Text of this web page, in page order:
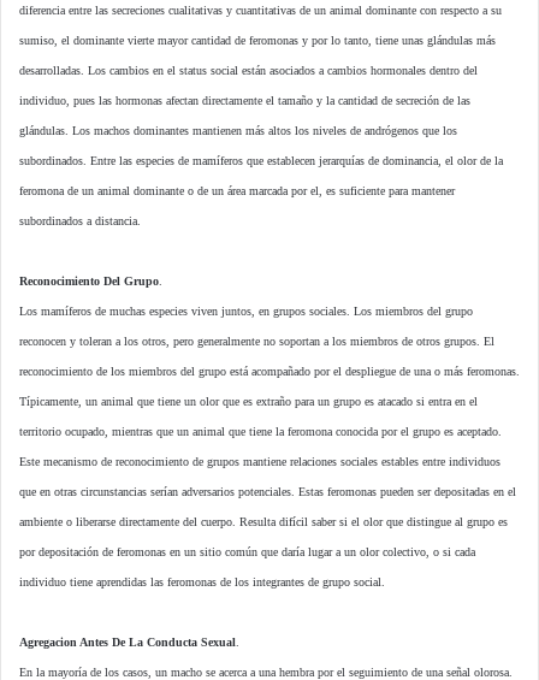
diferencia entre las secreciones cualitativas y cuantitativas de un animal dominante con respecto a su
sumiso, el dominante vierte mayor cantidad de feromonas y por lo tanto, tiene unas glándulas más
desarrolladas. Los cambios en el status social están asociados a cambios hormonales dentro del
individuo, pues las hormonas afectan directamente el tamaño y la cantidad de secreción de las
glándulas. Los machos dominantes mantienen más altos los niveles de andrógenos que los
subordinados. Entre las especies de mamíferos que establecen jerarquías de dominancia, el olor de la
feromona de un animal dominante o de un área marcada por el, es suficiente para mantener
subordinados a distancia.
Reconocimiento Del Grupo
Los mamíferos de muchas especies viven juntos, en grupos sociales. Los miembros del grupo
reconocen y toleran a los otros, pero generalmente no soportan a los miembros de otros grupos. El
reconocimiento de los miembros del grupo está acompañado por el despliegue de una o más feromonas.
Típicamente, un animal que tiene un olor que es extraño para un grupo es atacado si entra en el
territorio ocupado, mientras que un animal que tiene la feromona conocida por el grupo es aceptado.
Este mecanismo de reconocimiento de grupos mantiene relaciones sociales estables entre individuos
que en otras circunstancias serían adversarios potenciales. Estas feromonas pueden ser depositadas en el
ambiente o liberarse directamente del cuerpo. Resulta difícil saber si el olor que distingue al grupo es
por depositación de feromonas en un sitio común que daría lugar a un olor colectivo, o si cada
individuo tiene aprendidas las feromonas de los integrantes de grupo social.
Agregacion Antes De La Conducta Sexual
En la mayoría de los casos, un macho se acerca a una hembra por el seguimiento de una señal olorosa.